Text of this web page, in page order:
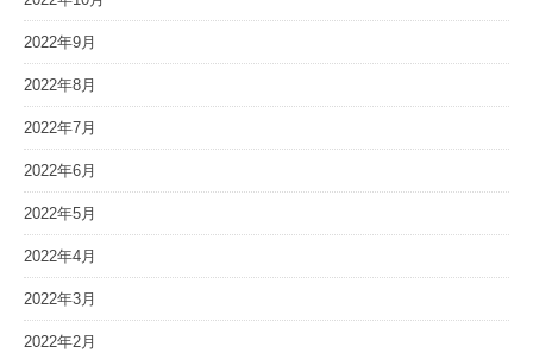
2022年9月
2022年8月
2022年7月
2022年6月
2022年5月
2022年4月
2022年3月
2022年2月